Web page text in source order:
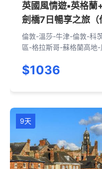
英國風情遊▪英格
劍橋7日暢享之旅（
倫敦-溫莎-牛津-倫敦-科
區-格拉斯哥-蘇格蘭高地-
$1036
9天